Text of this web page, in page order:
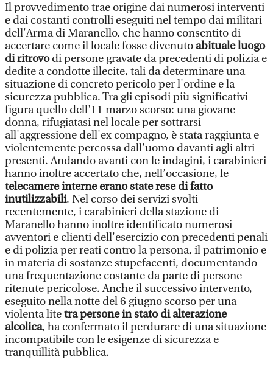
Il provvedimento trae origine dai numerosi interventi
e dai costanti controlli eseguiti nel tempo dai militari
dell'Arma di Maranello, che hanno consentito di
accertare come il locale fosse divenuto abituale luogo
di ritrovodi persone gravate da precedenti di polizia e
dedite a condotte illecite, tali da determinare una
situazione di concreto pericolo per l'ordine e la
sicurezza pubblica. Tra gli episodi più significativi
figura quello dell'11 marzo scorso: una giovane
donna, rifugiatasi nel locale per sottrarsi
all'aggressione dell'ex compagno, è stata raggiunta e
violentemente percossa dall'uomo davanti agli altri
presenti. Andando avanti con le indagini, i carabinieri
hanno inoltre accertato che, nell’occasione, le
telecamere interne erano state rese di fatto
inutilizzabili. Nel corso dei servizi svolti
recentemente, i carabinieri della stazione di
Maranello hanno inoltre identificato numerosi
avventori e clienti dell'esercizio con precedenti penali
e di polizia per reati contro la persona, il patrimonio e
in materia di sostanze stupefacenti, documentando
una frequentazione costante da parte di persone
ritenute pericolose. Anche il successivo intervento,
eseguito nella notte del 6 giugno scorso per una
violenta litetra persone in stato di alterazione
alcolica, ha confermato il perdurare di una situazione
incompatibile con le esigenze di sicurezza e
tranquillità pubblica.